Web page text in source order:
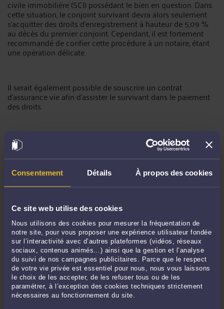
Consentement Détails À propos des cookies
Ce site web utilise des cookies
Nous utilisons des cookies pour mesurer la fréquentation de
notre site, pour vous proposer une expérience utilisateur fondée
sur l’interactivité avec d’autres plateformes (vidéos, réseaux
sociaux, contenus animés…) ainsi que la gestion et l’analyse
du suivi de nos campagnes publicitaires. Parce que le respect
de votre vie privée est essentiel pour nous, nous vous laissons
le choix de les accepter, de les refuser tous ou de les
paramétrer, à l’exception des cookies techniques strictement
nécessaires au fonctionnement du site.
civile immobilière (SCI) possédant le bien en question. Dans
cette situation, le conjoint survivant devra alors seulement
s'acquitter des droits d'enregistrement à hauteur de 5,09 %
au décès du premier conjoint. Cependant, il est fortement
recommandé de confier cette procédure à un notaire, étant
une opération délicate.
Il serait également possible de souscrire un contrat
d'assurance vie afin d'assister le survivant dans le paiement
des droits.
IV – La remise en cause du pacte tontinier par les autres
héritiers
En principe, sauf en cas de rédaction erronée, une clause
décision de justice. Éventuellement, il serait possible de
racheter les parts en tontine pour un autre associé ou un des
autres associés. La seule solution serait donc d'attendre le
décès de l'associé ou des associés restants pour qu'ils
entrent en vigueur dans le cadre de ce contrat.
Dans une tontine, les parties ne peuvent pas provoquer
unilatéralement le partage du ou des biens immobiliers alors
que tel pourrait être le cas avec une indivision.